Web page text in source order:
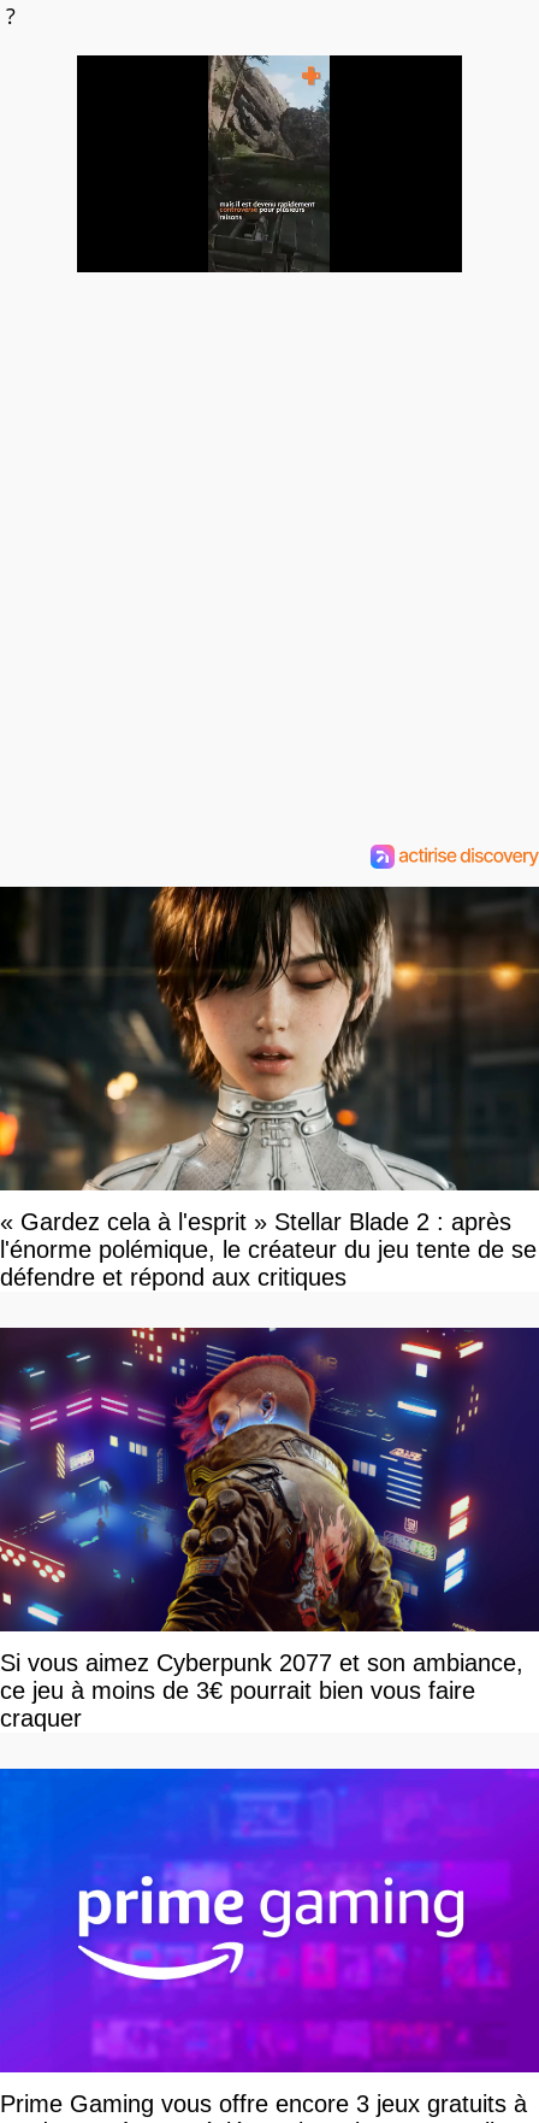
?
« Gardez cela à l'esprit » Stellar Blade 2 : après
l'énorme polémique, le créateur du jeu tente de se
défendre et répond aux critiques
Si vous aimez Cyberpunk 2077 et son ambiance,
ce jeu à moins de 3€ pourrait bien vous faire
craquer
Prime Gaming vous offre encore 3 jeux gratuits à